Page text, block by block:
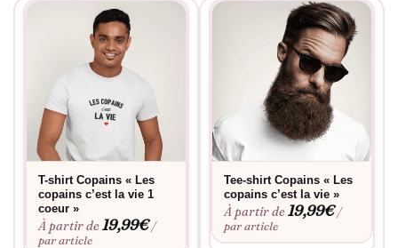
T-shirt Copains « Les
copains c’est la vie 1
coeur »
À partir de19,99€ /
par article
Tee-shirt Copains « Les
copains c’est la vie »
À partir de19,99€ /
par article